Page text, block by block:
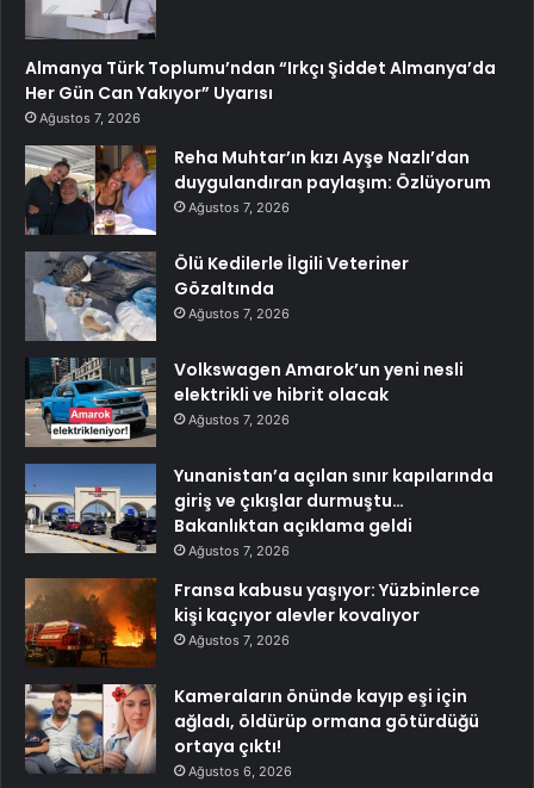
Almanya Türk Toplumu’ndan “Irkçı Şiddet Almanya’da
Her Gün Can Yakıyor” Uyarısı
Ağustos 7, 2026
Reha Muhtar’ın kızı Ayşe Nazlı’dan
duygulandıran paylaşım: Özlüyorum
Ağustos 7, 2026
Ölü Kedilerle İlgili Veteriner
Gözaltında
Ağustos 7, 2026
Volkswagen Amarok’un yeni nesli
elektrikli ve hibrit olacak
Ağustos 7, 2026
Yunanistan’a açılan sınır kapılarında
giriş ve çıkışlar durmuştu…
Bakanlıktan açıklama geldi
Ağustos 7, 2026
Fransa kabusu yaşıyor: Yüzbinlerce
kişi kaçıyor alevler kovalıyor
Ağustos 7, 2026
Kameraların önünde kayıp eşi için
ağladı, öldürüp ormana götürdüğü
ortaya çıktı!
Ağustos 6, 2026